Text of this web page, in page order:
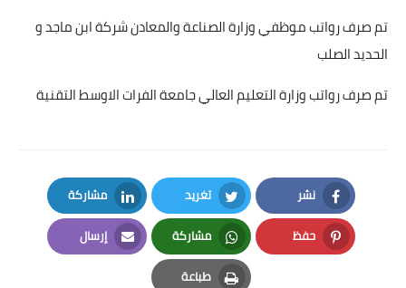
تم صرف رواتب موظفي وزارة الصناعة والمعادن شركة ابن ماجد و
الحديد الصلب
تم صرف رواتب وزارة التعليم العالي جامعة الفرات الاوسط التقنية
نشر
Facebook
تغريد
Twitter
مشاركة
LinkedIn
حفظ
Pinterest
مشاركة
Whatsapp
إرسال
Email
طباعة